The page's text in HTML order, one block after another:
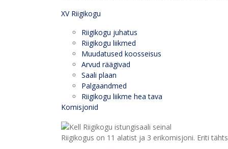
XV Riigikogu
Riigikogu juhatus
Riigikogu liikmed
Muudatused koosseisus
Arvud räägivad
Saali plaan
Palgaandmed
Riigikogu liikme hea tava
Komisjonid
Riigikogus on 11 alatist ja 3 erikomisjoni. Eriti